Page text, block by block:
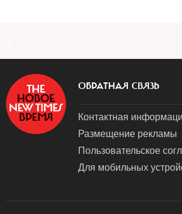
ОБРАТНАЯ СВЯЗЬ
Контактная
Размещение рекламы
Пользовательское
Для мобильных